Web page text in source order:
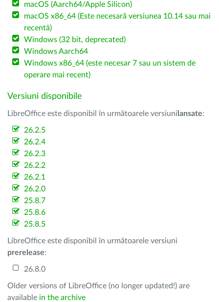
macOS (Aarch64/Apple Silicon)
macOS x86_64 (Este necesară versiunea 10.14 sau mai
recentă)
Windows (32 bit, deprecated)
Windows Aarch64
Windows x86_64 (este necesar 7 sau un sistem de
operare mai recent)
Versiuni disponibile
LibreOffice este disponibil în următoarele versiuni lansate:
26.2.5
26.2.4
26.2.3
26.2.2
26.2.1
26.2.0
25.8.7
25.8.6
25.8.5
LibreOffice este disponibil în următoarele versiuni
prerelease:
26.8.0
Older versions of LibreOffice (no longer updated!) are
available in the archive